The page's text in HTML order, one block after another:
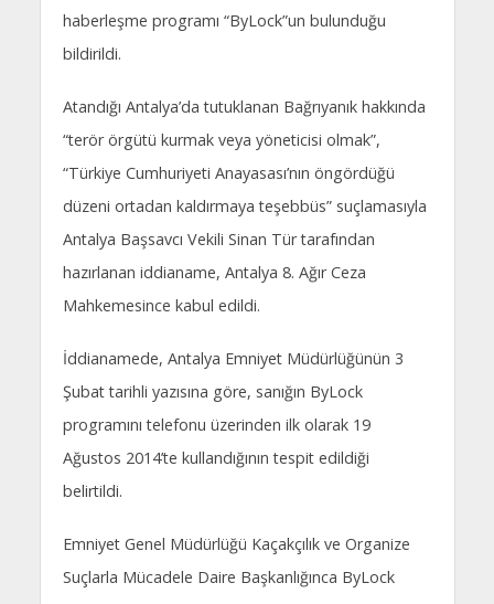
haberleşme programı “ByLock”un bulunduğu
bildirildi.
Atandığı Antalya’da tutuklanan Bağrıyanık hakkında
“terör örgütü kurmak veya yöneticisi olmak”,
“Türkiye Cumhuriyeti Anayasası’nın öngördüğü
düzeni ortadan kaldırmaya teşebbüs” suçlamasıyla
Antalya Başsavcı Vekili Sinan Tür tarafından
hazırlanan iddianame, Antalya 8. Ağır Ceza
Mahkemesince kabul edildi.
İddianamede, Antalya Emniyet Müdürlüğünün 3
Şubat tarihli yazısına göre, sanığın ByLock
programını telefonu üzerinden ilk olarak 19
Ağustos 2014’te kullandığının tespit edildiği
belirtildi.
Emniyet Genel Müdürlüğü Kaçakçılık ve Organize
Suçlarla Mücadele Daire Başkanlığınca ByLock